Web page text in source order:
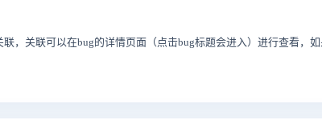
，关联可以在bug的详情页面（点击bug标题会进入）进行查看，